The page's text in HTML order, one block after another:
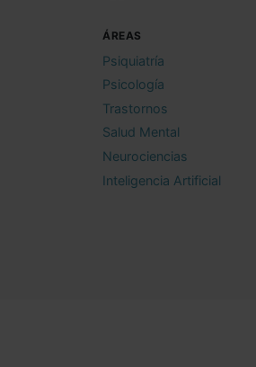
ÁREAS
Psiquiatría
Psicología
Trastornos
Salud Mental
Neurociencias
Inteligencia Artificial